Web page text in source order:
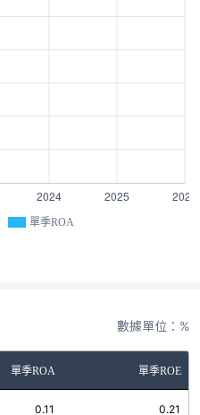
單季ROA
數據單位：%
單季ROA 單季ROE
0.11 0.21